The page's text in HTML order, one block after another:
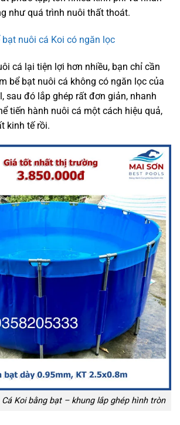
như quá trình nuôi thất thoát.
bạt nuôi cá Koi có ngăn lọc
cá lại tiện lợi hơn nhiều, bạn chỉ cần
bể bạt nuôi cá không có ngăn lọc của
sau đó lắp ghép rất đơn giản, nhanh
tiến hành nuôi cá một cách hiệu quả,
kinh tế rồi.
Cá Koi bằng bạt – khung lắp ghép hình tròn